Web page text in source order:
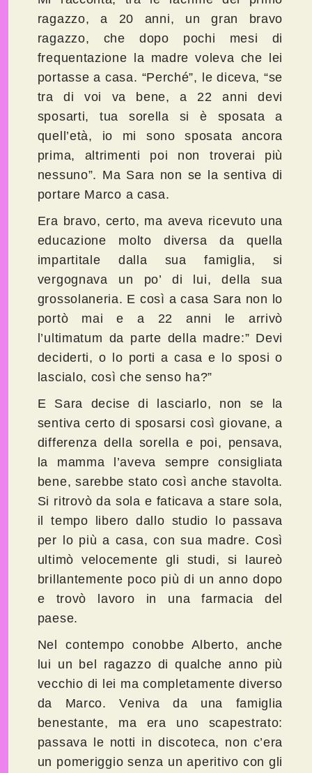
ragazzo, a 20 anni, un gran bravo
ragazzo, che dopo pochi mesi di
frequentazione la madre voleva che lei
portasse a casa. “Perché”, le diceva, “se
tra di voi va bene, a 22 anni devi
sposarti, tua sorella si è sposata a
quell’età, io mi sono sposata ancora
prima, altrimenti poi non troverai più
nessuno”. Ma Sara non se la sentiva di
portare Marco a casa.
Era bravo, certo, ma aveva ricevuto una
educazione molto diversa da quella
impartitale dalla sua famiglia, si
vergognava un po’ di lui, della sua
grossolaneria. E così a casa Sara non lo
portò mai e a 22 anni le arrivò
l’ultimatum da parte della madre:” Devi
deciderti, o lo porti a casa e lo sposi o
lascialo, così che senso ha?”
E Sara decise di lasciarlo, non se la
sentiva certo di sposarsi così giovane, a
differenza della sorella e poi, pensava,
la mamma l’aveva sempre consigliata
bene, sarebbe stato così anche stavolta.
Si ritrovò da sola e faticava a stare sola,
il tempo libero dallo studio lo passava
per lo più a casa, con sua madre. Così
ultimò velocemente gli studi, si laureò
brillantemente poco più di un anno dopo
e trovò lavoro in una farmacia del
paese.
Nel contempo conobbe Alberto, anche
lui un bel ragazzo di qualche anno più
vecchio di lei ma completamente diverso
da Marco. Veniva da una famiglia
benestante, ma era uno scapestrato:
passava le notti in discoteca, non c’era
un pomeriggio senza un aperitivo con gli